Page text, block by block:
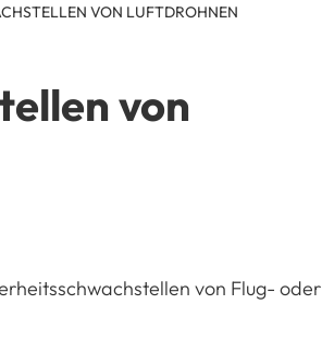
VON LUFTDROHNEN
von
von Flug- oder